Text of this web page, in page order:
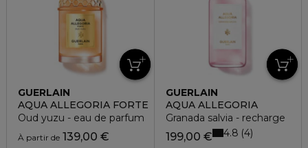
GUERLAIN
AQUA ALLEGORIA FORTE
Oud yuzu - eau de parfum
À partir de 139,00 €
GUERLAIN
AQUA ALLEGORIA
Granada salvia - recharge
199,00 € 4.8 4